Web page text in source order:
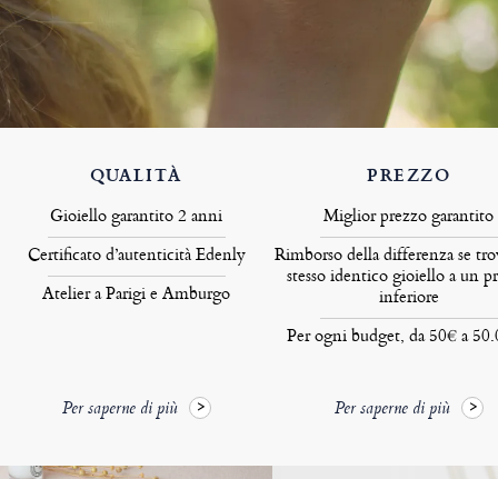
QUALITÀ
Gioiello garantito 2 anni
Certificato d’autenticità Edenly
Atelier a Parigi e Amburgo
Per saperne di più
PREZZO
Miglior prezzo garantito
Rimborso della differenza se
stesso identico gioiello a un
inferiore
Per ogni budget, da 50€ a
Per saperne di più